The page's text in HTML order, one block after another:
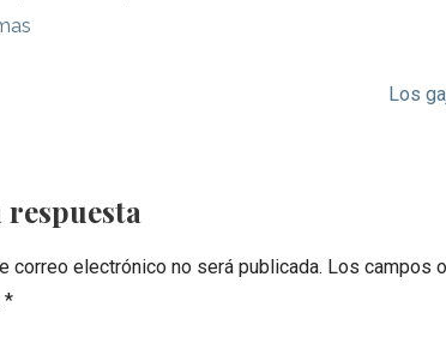
Los
respuesta
correo electrónico no será publicada. Los campos
*